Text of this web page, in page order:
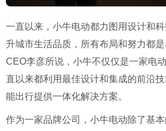
一直以来，小牛电动都力图用设计和
升城市生活品质，所有布局和努力都
CEO李彦所说，小牛不仅仅是一家电
直以来都利用最佳设计和集成的前沿
能出行提供一体化解决方案。
作为一家品牌公司，小牛电动除了基